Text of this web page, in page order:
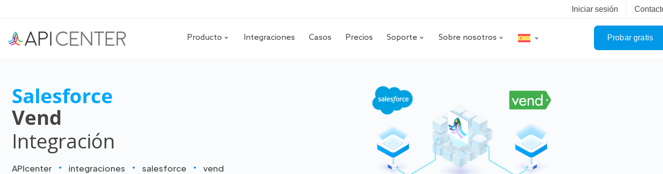
Iniciar sesión
Producto Integraciones Casos Precios Soporte Sobre nosotros Probar gratis
Salesforce
Vend
Integración
APIcenter integraciones salesforce vend